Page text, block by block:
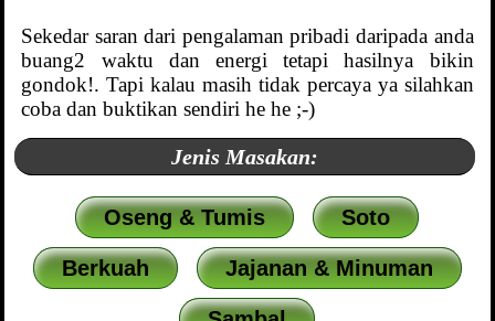
Sekedar saran dari pengalaman pribadi daripada anda
buang2 waktu dan energi tetapi hasilnya bikin
gondok!. Tapi kalau masih tidak percaya ya silahkan
coba dan buktikan sendiri he he ;-)
Jenis Masakan:
Oseng & Tumis Soto
Berkuah Jajanan & Minuman